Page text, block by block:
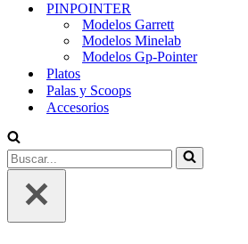
PINPOINTER
Modelos Garrett
Modelos Minelab
Modelos Gp-Pointer
Platos
Palas y Scoops
Accesorios
Buscar...